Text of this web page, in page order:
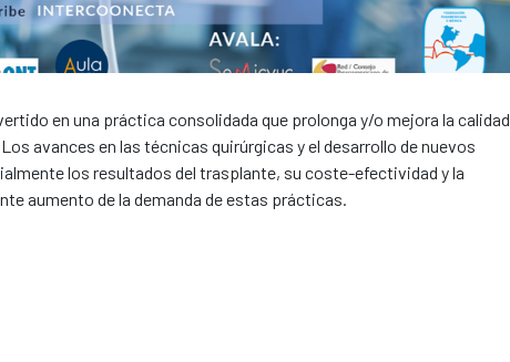
en una práctica consolidada que prolonga y/o mejora la calidad
avances en las técnicas quirúrgicas y el desarrollo de nuevos
los resultados del trasplante, su coste-efectividad y la
aumento de la demanda de estas prácticas.